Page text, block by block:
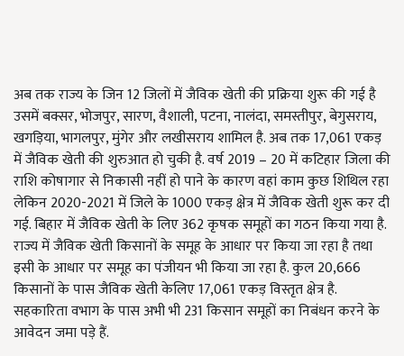
अब तक राज्य के जिन 12 जिलों में जैविक खेती की प्रक्रिया शुरू की गई है
उसमें बक्सर, भोजपुर, सारण, वैशाली, पटना, नालंदा, समस्तीपुर, बेगुसराय,
खगड़िया, भागलपुर, मुंगेर और लखीसराय शामिल है. अब तक 17,061 एकड़
में जैविक खेती की शुरुआत हो चुकी है. वर्ष 2019 – 20 में कटिहार जिला की
राशि कोषागार से निकासी नहीं हो पाने के कारण वहां काम कुछ शिथिल रहा
लेकिन 2020-2021 में जिले के 1000 एकड़ क्षेत्र में जैविक खेती शुरू कर दी
गई. बिहार में जैविक खेती के लिए 362 कृषक समूहों का गठन किया गया है.
राज्य में जैविक खेती किसानों के समूह के आधार पर किया जा रहा है तथा
इसी के आधार पर समूह का पंजीयन भी किया जा रहा है. कुल 20,666
किसानों के पास जैविक खेती केलिए 17,061 एकड़ विस्तृत क्षेत्र है.
सहकारिता वभाग के पास अभी भी 231 किसान समूहों का निबंधन करने के
आवेदन जमा पड़े हैं.